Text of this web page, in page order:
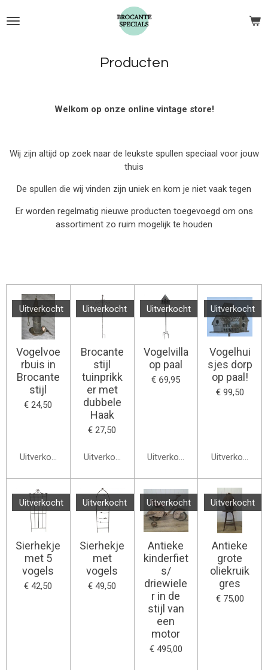
direct
Producten
Welkom op onze online vintage store!
Wij zijn altijd op zoek naar de leukste spullen speciaal voor jouw
thuis
De spullen die wij vinden zijn uniek en kom je niet vaak tegen
Er worden regelmatig nieuwe producten toegevoegd om ons
assortiment zo ruim mogelijk te houden
Uitverkocht
Vogelvoe
rbuis in
Brocante
stijl
€ 24,50
Uitverkocht
Uitverkocht
Brocante
stijl
tuinprikk
er met
dubbele
Haak
€ 27,50
Uitverkocht
Uitverkocht
Vogelvilla
op paal
€ 69,95
Uitverkocht
Uitverkocht
Vogelhui
sjes dorp
op paal!
€ 99,50
Uitverkocht
Uitverkocht
Sierhekje
met 5
vogels
€ 42,50
Uitverkocht
Sierhekje
met
vogels
€ 49,50
Uitverkocht
Antieke
kinderfiet
s/
driewiele
r in de
stijl van
een
motor
€ 495,00
Uitverkocht
Antieke
grote
oliekruik
gres
€ 75,00